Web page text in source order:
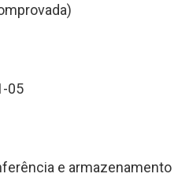
05
e armazenamento